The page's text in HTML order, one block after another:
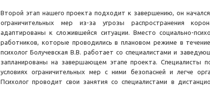
Второй этап нашего проекта подходит к завершению, он
ограничительных мер из-за угрозы распространения
адаптированы к сложившейся ситуации. Вместо социально-
работников, которые проводились в плановом режиме в
психолог Болучевская В.В. работает со специалистами и
запланированы на завершающем этапе проекта. Специалисты
условиях ограничительных мер с ними безопасней и легче
Психолог проводит свои занятия со специалистами в